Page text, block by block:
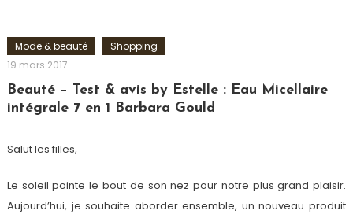
Mode & beauté
Shopping
19 mars 2017
Romain-
Paris
Beauté – Test & avis by Estelle : Eau Micellaire
intégrale 7 en 1 Barbara Gould
Salut les filles,
Le soleil pointe le bout de son nez pour notre plus grand plaisir.
Aujourd’hui, je souhaite aborder ensemble, un nouveau produit